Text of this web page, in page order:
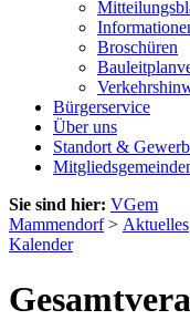
Broschüren
Bürgerservice
Über uns
Standort &
Sie sind hier: VGem
Mammendorf> Aktuelles
Kalender